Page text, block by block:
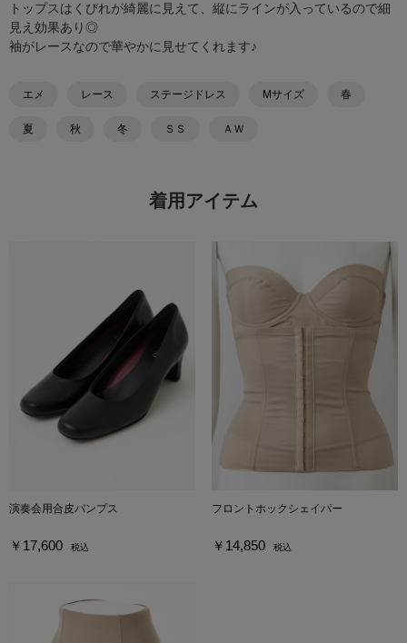
トップスはくびれが綺麗に見えて、縦にラインが入っているので細
見え効果あり◎
袖がレースなので華やかに見せてくれます♪
エメ レース ステージドレス Mサイズ 春
夏 秋 冬 ＳＳ ＡＷ
着用アイテム
演奏会用合皮パンプス
￥17,600 税込
フロントホックシェイパー
￥14,850 税込